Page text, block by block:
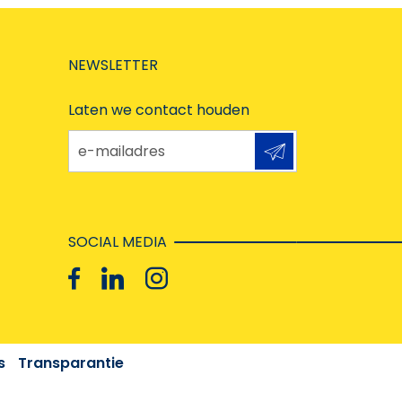
NEWSLETTER
Laten we contact houden
e-mailadres
SOCIAL MEDIA
Transparantie